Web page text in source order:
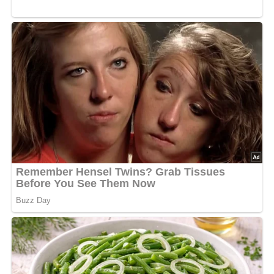
Die Zitronen in Scheiben schneiden und mit dem
Wermut sowie dem Gin in ein Bowlegefäß geben.
Den zuvor bereiteten und abgekühlten Tee hinzufügen
(3 Teelöffel Tee auf 1 Tasse Wasser) und alles kalt
stellen.
Vor dem Servieren die Zitronenscheiben herausnehmen
und den Zucker unterrühren.
Jedes Glas halbvoll einschenken und mit
Selterswasser auffüllen.
Zubereitungszeit
Vorbereitungszeit
Gesamtzeit
10 Minuten
Benötigte Küchenutensilien